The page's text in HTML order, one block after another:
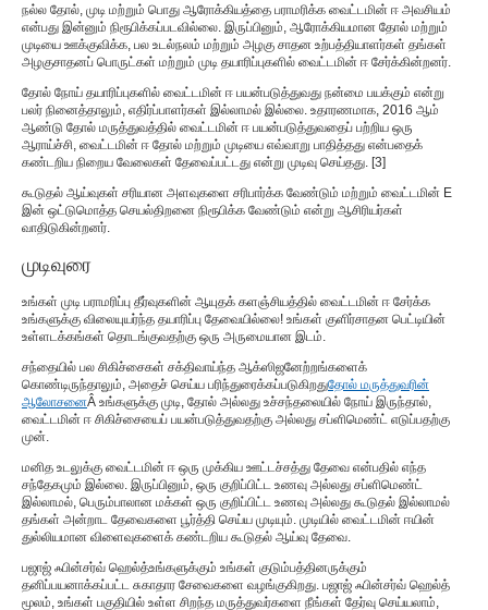
நல்ல தோல், முடி மற்றும் பொது ஆரோக்கியத்தை பராமரிக்க வைட்டமின் ஈ அவசியம்
என்பது இன்னும் நிரூபிக்கப்படவில்லை. இருப்பினும், ஆரோக்கியமான தோல் மற்றும்
முடியை ஊக்குவிக்க, பல உடல்நலம் மற்றும் அழகு சாதன உற்பத்தியாளர்கள் தங்கள்
அழகுசாதனப் பொருட்கள் மற்றும் முடி தயாரிப்புகளில் வைட்டமின் ஈ சேர்க்கின்றனர்.
தோல் நோய் தயாரிப்புகளில் வைட்டமின் ஈ பயன்படுத்துவது நன்மை பயக்கும் என்று
பலர் நினைத்தாலும், எதிர்ப்பாளர்கள் இல்லாமல் இல்லை. உதாரணமாக, 2016 ஆம்
ஆண்டு தோல் மருத்துவத்தில் வைட்டமின் ஈ பயன்படுத்துவதைப் பற்றிய ஒரு
ஆராய்ச்சி, வைட்டமின் ஈ தோல் மற்றும் முடியை எவ்வாறு பாதித்தது என்பதைக்
கண்டறிய நிறைய வேலைகள் தேவைப்பட்டது என்று முடிவு செய்தது. [3]
கூடுதல் ஆய்வுகள் சரியான அளவுகளை சரிபார்க்க வேண்டும் மற்றும் வைட்டமின் E
இன் ஒட்டுமொத்த செயல்திறனை நிரூபிக்க வேண்டும் என்று ஆசிரியர்கள்
வாதிடுகின்றனர்.
முடிவுரை
உங்கள் முடி பராமரிப்பு தீர்வுகளின் ஆயுதக் களஞ்சியத்தில் வைட்டமின் ஈ சேர்க்க
உங்களுக்கு விலையுயர்ந்த தயாரிப்பு தேவையில்லை! உங்கள் குளிர்சாதன பெட்டியின்
உள்ளடக்கங்கள் தொடங்குவதற்கு ஒரு அருமையான இடம்.
சந்தையில் பல சிகிச்சைகள் சக்திவாய்ந்த ஆக்ஸிஜனேற்றங்களைக்
கொண்டிருந்தாலும், அதைச் செய்ய பரிந்துரைக்கப்படுகிறதுதோல் மருத்துவரின்
ஆலோசனைÂ உங்களுக்கு முடி, தோல் அல்லது உச்சந்தலையில் நோய் இருந்தால்,
வைட்டமின் ஈ சிகிச்சையைப் பயன்படுத்துவதற்கு அல்லது சப்ளிமெண்ட் எடுப்பதற்கு
முன்.
மனித உடலுக்கு வைட்டமின் ஈ ஒரு முக்கிய ஊட்டச்சத்து தேவை என்பதில் எந்த
சந்தேகமும் இல்லை. இருப்பினும், ஒரு குறிப்பிட்ட உணவு அல்லது சப்ளிமெண்ட்
இல்லாமல், பெரும்பாலான மக்கள் ஒரு குறிப்பிட்ட உணவு அல்லது கூடுதல் இல்லாமல்
தங்கள் அன்றாட தேவைகளை பூர்த்தி செய்ய முடியும். முடியில் வைட்டமின் ஈயின்
துல்லியமான விளைவுகளைக் கண்டறிய கூடுதல் ஆய்வு தேவை.
பஜாஜ் ஃபின்சர்வ் ஹெல்த்உங்களுக்கும் உங்கள் குடும்பத்தினருக்கும்
தனிப்பயனாக்கப்பட்ட சுகாதார சேவைகளை வழங்குகிறது. பஜாஜ் ஃபின்சர்வ் ஹெல்த்
மூலம், உங்கள் பகுதியில் உள்ள சிறந்த மருத்துவர்களை நீங்கள் தேர்வு செய்யலாம்,